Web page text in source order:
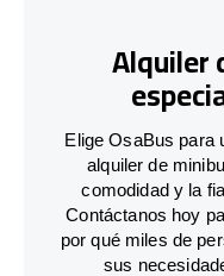
Alquiler
Elige OsaBus para
alquiler de
comodidad y la
Contáctanos hoy
por qué miles de
sus